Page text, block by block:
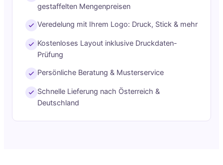
gestaffelten Mengenpreisen
Veredelung mit Ihrem Logo: Druck, Stick & mehr
Kostenloses Layout inklusive Druckdaten-
Prüfung
Persönliche Beratung & Musterservice
Schnelle Lieferung nach Österreich &
Deutschland